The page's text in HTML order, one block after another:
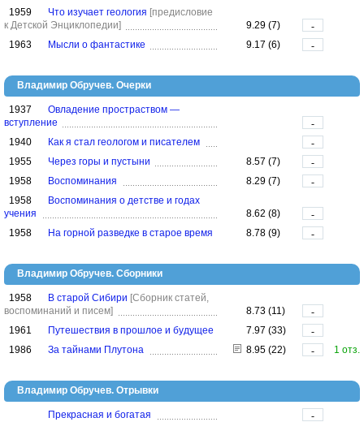
1959
Что изучает геология [предисловие
к Детской Энциклопедии]
9.29 (7)
-
1963
Мысли о фантастике 9.17 (6) -
Владимир Обручев. Очерки
1937
Овладение простраством —
вступление
-
1940
Как я стал геологом и писателем
-
1955
Через горы и пустыни 8.57 (7)
-
1958
Воспоминания 8.29 (7)
-
1958
Воспоминания о детстве и годах
учения
8.62 (8)
-
1958
На горной разведке в старое время 8.78 (9) -
Владимир Обручев. Сборники
1958 В старой Сибири [Сборник статей,
воспоминаний и писем]
8.73 (11)
-
1961
Путешествия в прошлое и будущее 7.97 (33)
-
1986
За тайнами Плутона 8.95 (22) - 1 отз.
Владимир Обручев. Отрывки
Прекрасная и богатая -